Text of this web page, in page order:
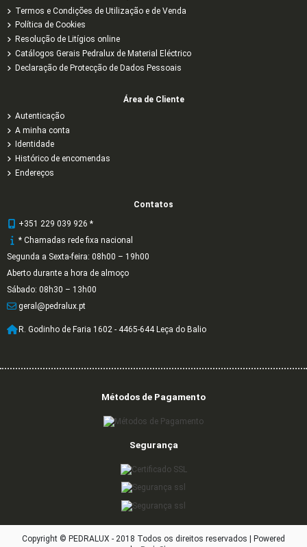
Termos e Condições de Utilização e de Venda
Política de Cookies
Resolução de Litígios online
Catálogos Gerais Pedralux de Material Eléctrico
Declaração de Protecção de Dados Pessoais
Área de Cliente
Autenticação
A minha conta
Identidade
Histórico de encomendas
Endereços
Contatos
+351 229 039 926 *
* Chamadas rede fixa nacional
Segunda a Sexta-feira: 08h00 – 19h00
Aberto durante a hora de almoço
Sábado: 08h30 – 13h00
geral@pedralux.pt
R. Godinho de Faria 1602 - 4465-644 Leça do Balio
Métodos de Pagamento
Segurança
Copyright © PEDRALUX - 2018 Todos os direitos reservados |
Powered